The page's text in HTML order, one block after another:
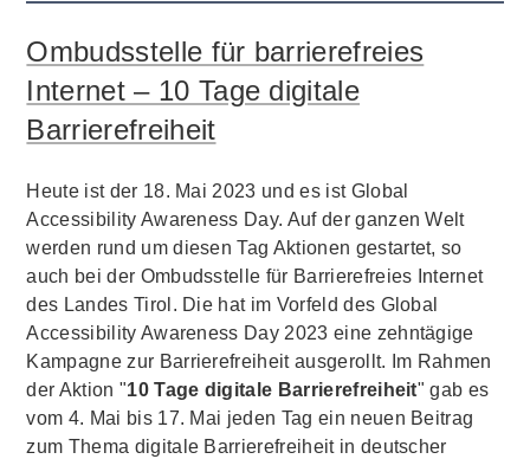
Ombudsstelle für barrierefreies
Internet – 10 Tage digitale
Barrierefreiheit
Heute ist der 18. Mai 2023 und es ist Global
Accessibility Awareness Day. Auf der ganzen Welt
werden rund um diesen Tag Aktionen gestartet, so
auch bei der Ombudsstelle für Barrierefreies Internet
des Landes Tirol. Die hat im Vorfeld des Global
Accessibility Awareness Day 2023 eine zehntägige
Kampagne zur Barrierefreiheit ausgerollt. Im Rahmen
der Aktion "10 Tage digitale Barrierefreiheit" gab es
vom 4. Mai bis 17. Mai jeden Tag ein neuen Beitrag
zum Thema digitale Barrierefreiheit in deutscher